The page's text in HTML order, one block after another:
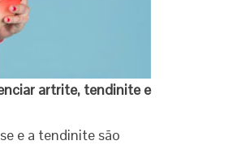
artrite, tendinite e
e a tendinite são